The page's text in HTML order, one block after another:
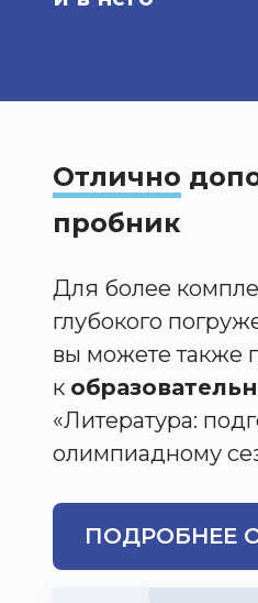
Отлично
пробник
Для более
глубокого
вы можете также
к
«Литература:
олимпиадному
ПОДРОБНЕЕ